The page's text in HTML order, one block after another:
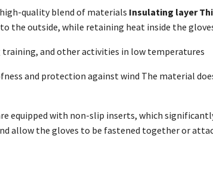
quality blend of materials Insulating layer
the outside, while retaining heat inside the
and other activities in low temperatures
and protection against wind The material
equipped with non-slip inserts, which
allow the gloves to be fastened together or